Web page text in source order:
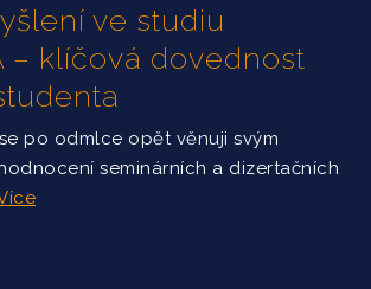
ve studiu
– klíčová dovednost
po odmlce opět věnuji svým
seminárních a dizertačních